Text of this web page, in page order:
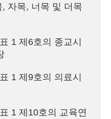
자목, 너목 및 더목
1 제6호의 종교시
1 제9호의 의료시
1 제10호의 교육연